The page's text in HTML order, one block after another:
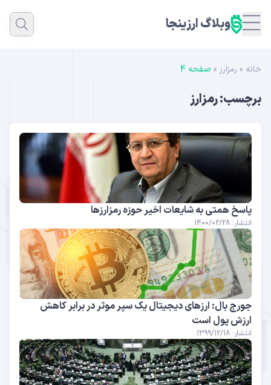
وبلاگ ارزینجا
خانه » رمزارز » صفحه 4
برچسب:رمزارز
پاسخ همتی به شایعات اخیر حوزه رمزارزها
انتشار: 1400/02/28
جورج بال: ارزهای دیجیتال یک سپر موثر در برابر کاهش
ارزش پول است
انتشار: 1399/12/18